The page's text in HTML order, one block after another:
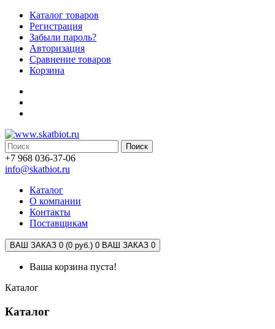
Каталог товаров
Регистрация
Забыли пароль?
Авторизация
Сравнение товаров
Корзина
Поиск
+7 968 036-37-06
info@skatbiot.ru
Каталог
О компании
Контакты
Поставщикам
ВАШ ЗАКАЗ 0 (0 руб.) 0 ВАШ ЗАКАЗ 0
Ваша корзина пуста!
Каталог
Каталог